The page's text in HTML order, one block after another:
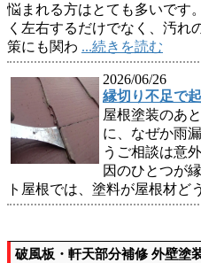
悩まれる方はとても多いです
く左右するだけでなく、汚れ
策にも関わ ...続きを読む
2026/06/26
縁切り不足で
屋根塗装のあ
に、なぜか雨
うご相談は意
因のひとつが
ト屋根では、塗料が屋根材ど
破風板・軒天部分補修 外壁塗